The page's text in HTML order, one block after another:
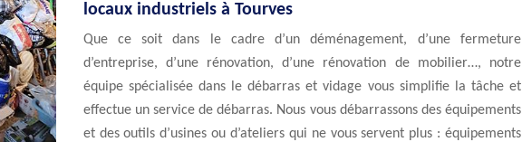
locaux industriels à Tourves
Que ce soit dans le cadre d’un déménagement, d’une fermeture
d’entreprise, d’une rénovation, d’une rénovation de mobilier…, notre
équipe spécialisée dans le débarras et vidage vous simplifie la tâche et
effectue un service de débarras. Nous vous débarrassons des équipements
et des outils d’usines ou d’ateliers qui ne vous servent plus : équipements